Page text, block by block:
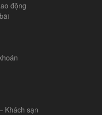
động
Khách sạn